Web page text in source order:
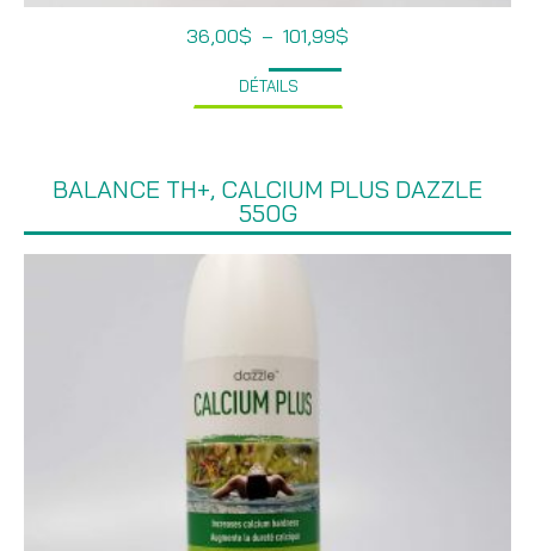
36,00$ – 101,99$
DÉTAILS
BALANCE TH+, CALCIUM PLUS DAZZLE
550G